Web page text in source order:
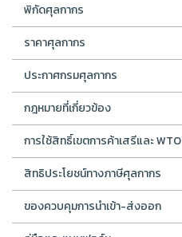
พิกัดศุลกากร
ราคาศุลกากร
ประกาศกรมศุลกากร
กฎหมายที่เกี่ยวข้อง
การใช้สิทธิ์เขตการค้าเสรีและ WTO
สิทธิประโยชน์ทางภาษีศุลกากร
ของควบคุมการนำเข้า-ส่งออก